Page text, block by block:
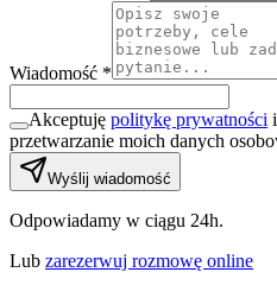
Wiadomość *
Akceptuję politykę prywatności
przetwarzanie moich danych
Wyślij wiadomość
Odpowiadamy w ciągu 24h.
Lub zarezerwuj rozmowę online